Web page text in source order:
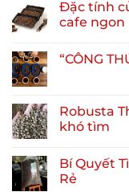
Đặc tính
cafe ngon
“CÔNG
Robusta
khó tìm
Bí Quyết
Rẻ